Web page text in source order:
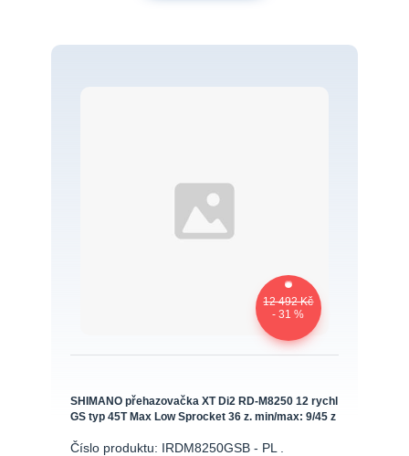
12 492 Kč
- 31 %
SHIMANO přehazovačka XT Di2 RD-M8250 12 rychl
GS typ 45T Max Low Sprocket 36 z. min/max: 9/45 z
Číslo produktu: IRDM8250GSB - PL .